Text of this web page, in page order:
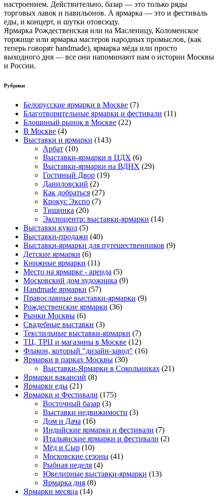
настроением. Действительно, базар — это только ряды
торговых лавок и павильонов. А ярмарка — это и фестиваль
еды, и концерт, и шутки отовсюду.
Ярмарка Рождественская или на Масленицу, Коломенское
торжище или ярмарка мастеров народных промыслов, (как
теперь говорят handmade), ярмарка мёда или просто
выходного дня — все они напоминают нам о истории Москвы
и России.
Рубрики
Белорусские ярмарки в Москве (7)
Благотворительные ярмарки и фестивали (11)
Блошиный рынок в Москве (22)
В Москве (4)
Выставки и ярмарки (143)
Арбат (10)
Выставки-ярмарки в ЦДХ (6)
Выставки-ярмарки на ВДНХ (29)
Гостиный Двор (19)
Даниловский (2)
Как добраться (27)
Крокус Экспо (7)
Тишинка (20)
Экспоцентр: выставки-ярмарки (14)
Выставки кукол (5)
Выставки-продажи (40)
Выставки-ярмарки для путешественников (9)
Детские ярмарки (6)
Книжные ярмарки (11)
Место на ярмарке - аренда (5)
Московский дом художника (9)
Нandmade ярмарки (57)
Православные выставки-ярмарки (9)
Рождественские ярмарки (36)
Рынки Москвы (6)
Свадебные выставки (3)
Текстильные выставки-ярмарки (7)
ТЦ, ТРЦ и магазины в Москве (12)
Флакон, который "дизайн-завод" (16)
Ярмарки в парках Москвы (30)
Выставки-Ярмарки в Сокольниках (21)
Ярмарки вакансий (8)
Ярмарки еды (21)
Ярмарки и Фестивали (175)
Восточный базар (3)
Выставки недвижимости (3)
Дом и Дача (16)
Индийские ярмарки и фестивали (7)
Итальянские ярмарки и фестивали (2)
Мёд и Сыр (10)
Московские сезоны (41)
Рыбная неделя (4)
Ювелирные выставки-ярмарки (13)
Ярмарка дня (8)
Ярмарки месяца (14)